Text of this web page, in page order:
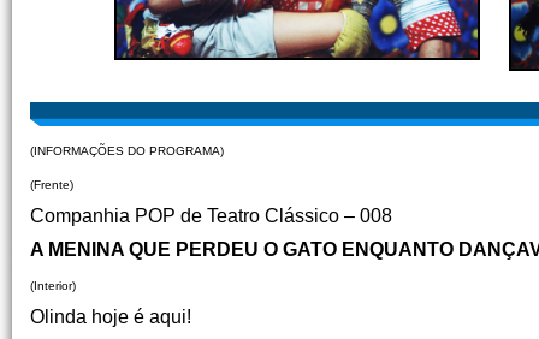
(INFORMAÇÕES DO PROGRAMA)
(Frente)
Companhia POP de Teatro Clássico – 008
A MENINA QUE PERDEU O GATO ENQUANTO
(Interior)
Olinda hoje é aqui!